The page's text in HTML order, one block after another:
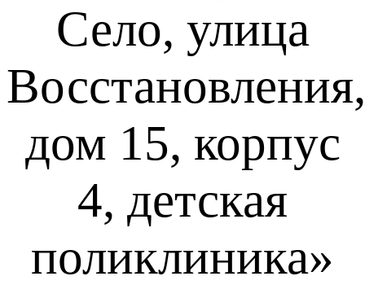
Село, улица
Восстановления,
дом 15, корпус
4, детская
поликлиника»